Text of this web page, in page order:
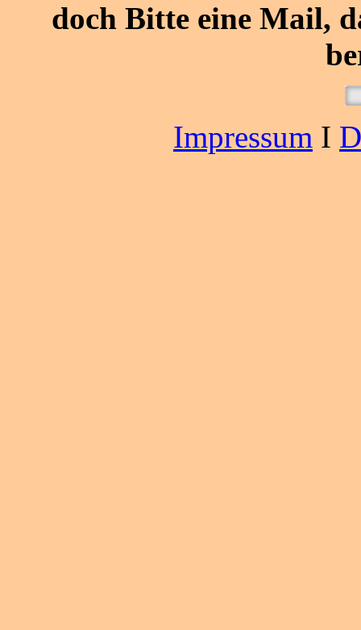
doch Bitte eine Mail,
Impressum I